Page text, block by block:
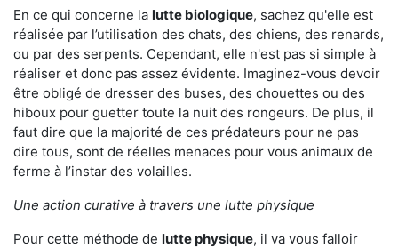
En ce qui concerne la lutte biologique, sachez qu'elle est
réalisée par l’utilisation des chats, des chiens, des renards,
ou par des serpents. Cependant, elle n'est pas si simple à
réaliser et donc pas assez évidente. Imaginez-vous devoir
être obligé de dresser des buses, des chouettes ou des
hiboux pour guetter toute la nuit des rongeurs. De plus, il
faut dire que la majorité de ces prédateurs pour ne pas
dire tous, sont de réelles menaces pour vous animaux de
ferme à l’instar des volailles.
Une action curative à travers une lutte physique
Pour cette méthode de lutte physique, il va vous falloir